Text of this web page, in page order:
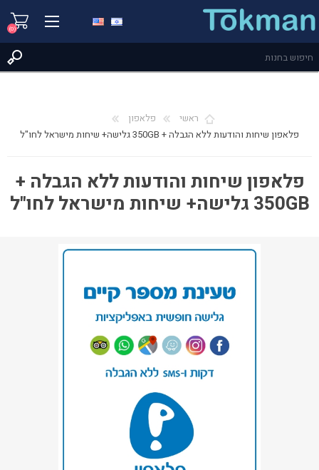
(0)
ראשי
פלאפון
פלאפון שיחות והודעות ללא הגבלה + 350GB גלישה+ שיחות מישראל לחו"ל
פלאפון שיחות והודעות ללא הגבלה +
350GB גלישה+ שיחות מישראל לחו"ל